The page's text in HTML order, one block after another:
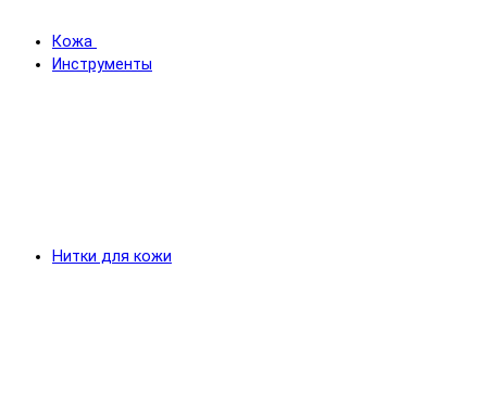
Кожа
Инструменты
Нитки для кожи